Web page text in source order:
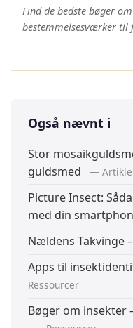
Find de bedste bøger
bestemmelsesværker til
Også nævnt i
Stor
guldsmed
—
Picture Insect:
med din
Nældens Takvinge
Apps til
Ressourcer
Bøger om insekter